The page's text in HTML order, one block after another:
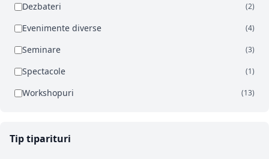
Dezbateri (2)
Evenimente diverse (4)
Seminare (3)
Spectacole (1)
Workshopuri (13)
Tip tiparituri